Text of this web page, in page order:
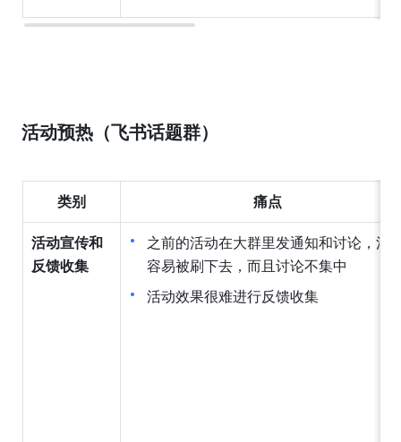
活动预热（飞书话题群）
类别 痛点
活动宣传和
反馈收集
之前的活动在大群里发通知和讨论，消
容易被刷下去，而且讨论不集中
活动效果很难进行反馈收集